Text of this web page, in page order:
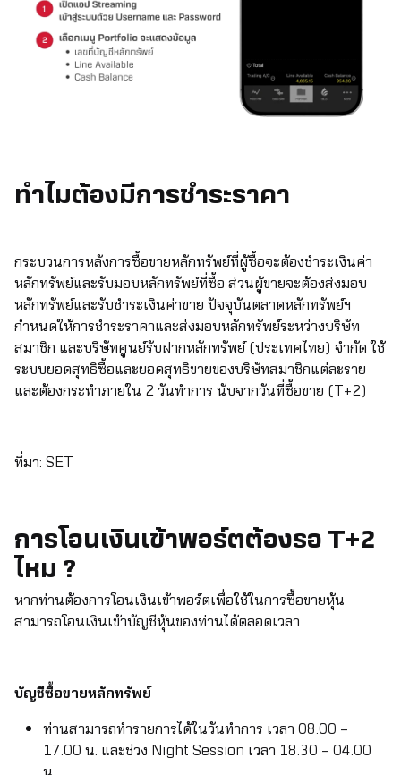
ทำไมต้องมีการชำระราคา
กระบวนการหลังการซื้อขายหลักทรัพย์ที่ผู้ซื้อจะต้องชำระเงินค่า
หลักทรัพย์และรับมอบหลักทรัพย์ที่ซื้อ ส่วนผู้ขายจะต้องส่งมอบ
หลักทรัพย์และรับชำระเงินค่าขาย ปัจจุบันตลาดหลักทรัพย์ฯ
กำหนดให้การชำระราคาและส่งมอบหลักทรัพย์ระหว่างบริษัท
สมาชิก และบริษัทศูนย์รับฝากหลักทรัพย์ (ประเทศไทย) จำกัด ใช้
ระบบยอดสุทธิซื้อและยอดสุทธิขายของบริษัทสมาชิกแต่ละราย
และต้องกระทำภายใน 2 วันทำการ นับจากวันที่ซื้อขาย (T+2)
ที่มา: SET
การโอนเงินเข้าพอร์ตต้องรอ T+2
ไหม ?
หากท่านต้องการโอนเงินเข้าพอร์ตเพื่อใช้ในการซื้อขายหุ้น
สามารถโอนเงินเข้าบัญชีหุ้นของท่านได้ตลอดเวลา
บัญชีซื้อขายหลักทรัพย์
ท่านสามารถทำรายการได้ในวันทำการ เวลา 08.00 –
17.00 น. และช่วง Night Session เวลา 18.30 – 04.00